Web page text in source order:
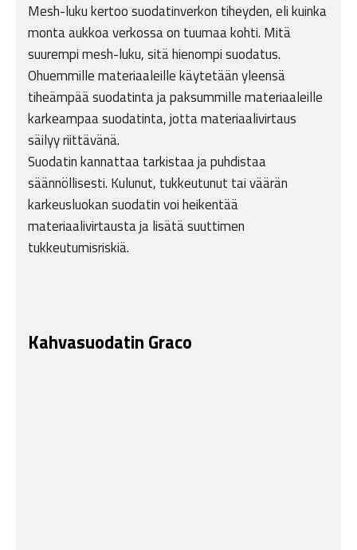
Mesh-luku kertoo suodatinverkon tiheyden, eli kuinka
monta aukkoa verkossa on tuumaa kohti. Mitä
suurempi mesh-luku, sitä hienompi suodatus.
Ohuemmille materiaaleille käytetään yleensä
tiheämpää suodatinta ja paksummille materiaaleille
karkeampaa suodatinta, jotta materiaalivirtaus
säilyy riittävänä.
Suodatin kannattaa tarkistaa ja puhdistaa
säännöllisesti. Kulunut, tukkeutunut tai väärän
karkeusluokan suodatin voi heikentää
materiaalivirtausta ja lisätä suuttimen
tukkeutumisriskiä.
Kahvasuodatin Graco